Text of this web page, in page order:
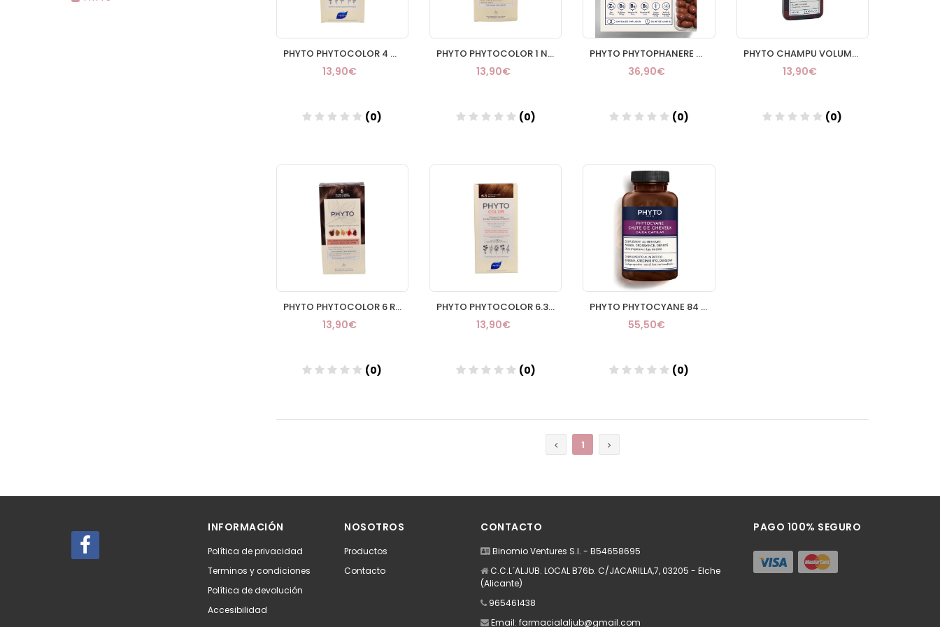
PHYTO PHYTOCOLOR 4 CASTAÑO
13,90€
(0)
PHYTO PHYTOCOLOR 1 NEGRO
13,90€
(0)
PHYTO PHYTOPHANERE COMPLEMENTO ALIMENTI 120 CAPS
36,90€
(0)
Añadir
PHYTO CHAMPU VOLUMEN 250ML
13,90€
(0)
PHYTO PHYTOCOLOR 6 RUBIO OSCURO
13,90€
(0)
PHYTO PHYTOCOLOR 6.3 RUBIO OSCURO DORADO
13,90€
(0)
PHYTO PHYTOCYANE 84 CAPSULAS
55,50€
(0)
1
INFORMACIÓN
Política de privacidad
Terminos y condiciones
Política de devolución
Accesibilidad
NOSOTROS
Productos
Contacto
CONTACTO
Binomio Ventures S.l. - B54658695
C.C.L´ALJUB. LOCAL B76b. C/JACARILLA,7, 03205 - Elche
(Alicante)
965461438
Email: farmacialaljub@gmail.com
PAGO 100% SEGURO